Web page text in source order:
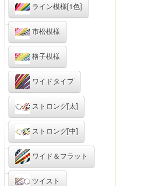
ライン模様[1色]
市松模様
格子模様
ワイドタイプ
ストロング[太]
ストロング[中]
ワイド＆フラット
ツイスト